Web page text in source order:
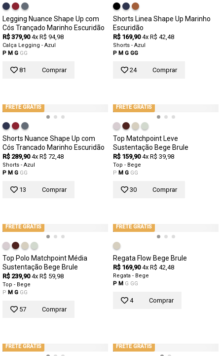
Legging Nuance Shape Up com
Cós Trançado Marinho Escuridão
R$ 379,90 4x R$ 94,98
Calça Legging - Azul
P M G GG
81 Comprar
Shorts Linea Shape Up Marinho
Escuridão
R$ 169,90 4x R$ 42,48
Shorts - Azul
P M G GG
24 Comprar
FRETE GRÁTIS
Shorts Nuance Shape Up com
Cós Trancado Marinho Escuridão
R$ 289,90 4x R$ 72,48
Shorts - Azul
P M G GG
13 Comprar
FRETE GRÁTIS
Top Matchpoint Leve
Sustentação Bege Brule
R$ 159,90 4x R$ 39,98
Top - Bege
P M G GG
30 Comprar
FRETE GRÁTIS
Top Polo Matchpoint Média
Sustentação Bege Brule
R$ 239,90 4x R$ 59,98
Top - Bege
P M G GG
57 Comprar
FRETE GRÁTIS
Regata Flow Bege Brule
R$ 169,90 4x R$ 42,48
Regata - Bege
P M G GG
4 Comprar
FRETE GRÁTIS FRETE GRÁTIS